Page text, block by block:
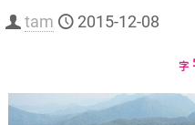
tam 2015-12-08
字